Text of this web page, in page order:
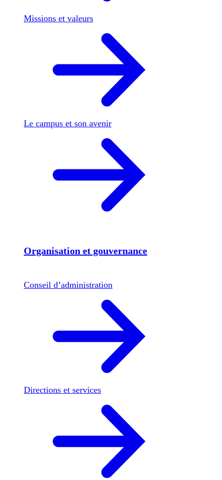
Missions et valeurs
Le campus et son avenir
Organisation et gouvernance
Conseil d’administration
Directions et services